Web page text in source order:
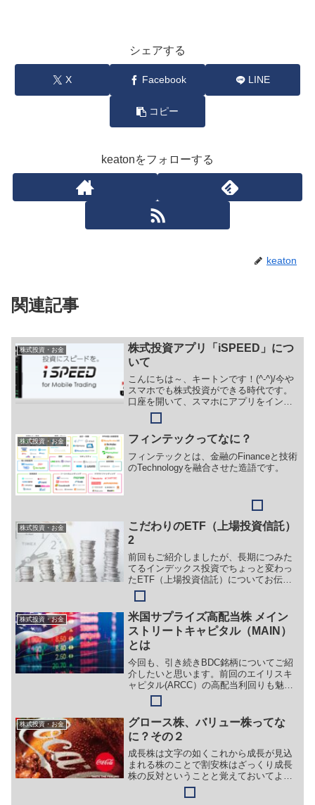
シェアする
X Facebook LINE
コピー
keatonをフォローする
keaton
関連記事
株式投資・お金
株式投資アプリ「iSPEED」につ
いて
こんにちは～、キートンです！(^-^)/今や
スマホでも株式投資ができる時代です。
口座を開いて、スマホにアプリをインス
トールしておいて、口座にお金さえいれ
ておけばあとは、いつでもどこでもアプ
リから取引ができるようになりました。
ほんの１０年前は...
株式投資・お金 フィンテックってなに？
フィンテックとは、金融のFinanceと技術
のTechnologyを融合させた造語です。
株式投資・お金
こだわりのETF（上場投資信託）
2
前回もご紹介しましたが、長期につみた
てるインデックス投資でちょっと変わっ
たETF（上場投資信託）についてお伝え
したいと思います。ETFといえば、
S&P500指数に連動したETFたとえば「バ
ンガード・S&P 500 ETF（VOO）」や全
世界に投資をする「バンガード・トータ
ル・ワールド・ストックETF（VT）」な
どが挙げられますが、今回はそれ以外に
も長期投資で利益が見込めるETFをご紹
介したいとおもいます。
株式投資・お金
米国サプライズ高配当株 メイン
ストリートキャピタル（MAIN）
とは
今回も、引き続きBDC銘柄についてご紹
介したいと思います。前回のエイリスキ
ャピタル(ARCC）の高配当利回りも魅力
的ですが、今回紹介するメインストリー
トキャピタルについても非常においしい
高配当株です。っていうか羊の皮をかぶ
ったオオカミ、いやモンスターです。ど
れを選ぶかは好みの問題かな？と思いま
す。どれもモンスターですがね。。
株式投資・お金
グロース株、バリュー株ってな
に？その２
成長株は文字の如くこれから成長が見込
まれる株のことで割安株はざっくり成長
株の反対ということと覚えておいてよろ
しいでしょう。今回はバリュー株＝割安
株についてお伝えしたいと思います。